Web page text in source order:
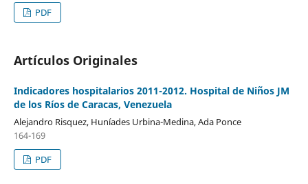
PDF
Artículos Originales
Indicadores hospitalarios 2011-2012. Hospital de Niños JM
de los Ríos de Caracas, Venezuela
Alejandro Risquez, Huníades Urbina-Medina, Ada Ponce
164-169
PDF